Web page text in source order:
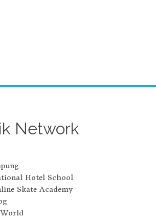
Network
Hotel School
Skate Academy